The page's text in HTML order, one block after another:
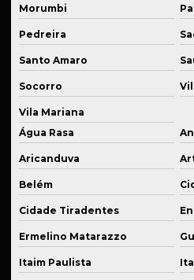
Produção de kits de suspensão
Produção de peças para
Produção em série cnc
Recuperação de peças danificadas
Recuperação de peças de reposição
Roletes de carga
Roletes industriais sob medida
Rolos de tração
Morumbi
Pedreira
Santo Amaro
Socorro
Vila Mariana
Água Rasa
Aricanduva
Belém
Cidade Tiradentes
Ermelino Matarazzo
Itaim Paulista